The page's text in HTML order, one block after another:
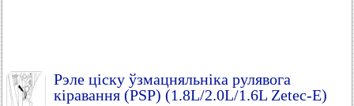
Рэле ціску ўзмацняльніка рулявога
кіравання (PSP) (1.8L/2.0L/1.6L Zetec-E)